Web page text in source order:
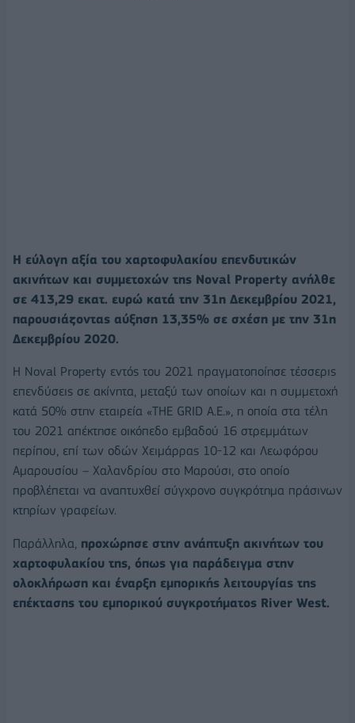
Η εύλογη αξία του χαρτοφυλακίου επενδυτικών
ακινήτων και συμμετοχών της Noval Property ανήλθε
σε 413,29 εκατ. ευρώ κατά την 31η Δεκεμβρίου 2021,
παρουσιάζοντας αύξηση 13,35% σε σχέση με την 31η
Δεκεμβρίου 2020.
Η Noval Property εντός του 2021 πραγματοποίησε τέσσερις
επενδύσεις σε ακίνητα, μεταξύ των οποίων και η συμμετοχή
κατά 50% στην εταιρεία «THE GRID Α.Ε.», η οποία στα τέλη
του 2021 απέκτησε οικόπεδο εμβαδού 16 στρεμμάτων
περίπου, επί των οδών Χειμάρρας 10-12 και Λεωφόρου
Αμαρουσίου – Χαλανδρίου στο Μαρούσι, στο οποίο
προβλέπεται να αναπτυχθεί σύγχρονο συγκρότημα πράσινων
κτηρίων γραφείων.
Παράλληλα, προχώρησε στην ανάπτυξη ακινήτων του
χαρτοφυλακίου της, όπως για παράδειγμα στην
ολοκλήρωση και έναρξη εμπορικής λειτουργίας της
επέκτασης του εμπορικού συγκροτήματος River West.